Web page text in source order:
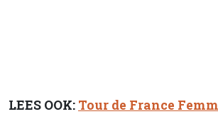
LEES OOK: Tour de France